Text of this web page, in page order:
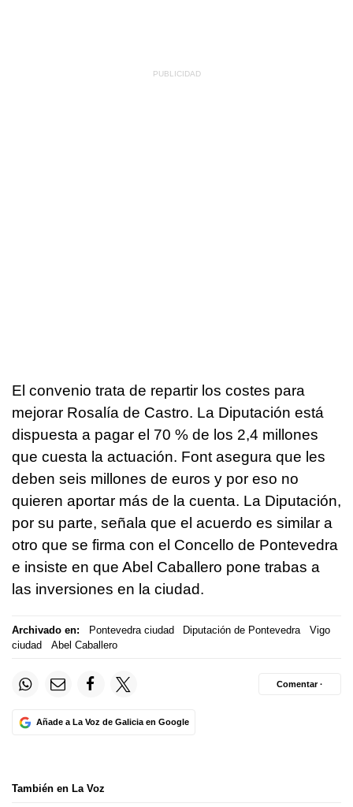
El convenio trata de repartir los costes para
mejorar Rosalía de Castro. La Diputación está
dispuesta a pagar el 70 % de los 2,4 millones
que cuesta la actuación. Font asegura que les
deben seis millones de euros y por eso no
quieren aportar más de la cuenta. La Diputación,
por su parte, señala que el acuerdo es similar a
otro que se firma con el Concello de Pontevedra
e insiste en que Abel Caballero pone trabas a
las inversiones en la ciudad.
Archivado en: Pontevedra ciudad Diputación de Pontevedra
Vigo
ciudad
Abel Caballero
Añade a La Voz de Galicia en Google
Comentar ·
También en La Voz